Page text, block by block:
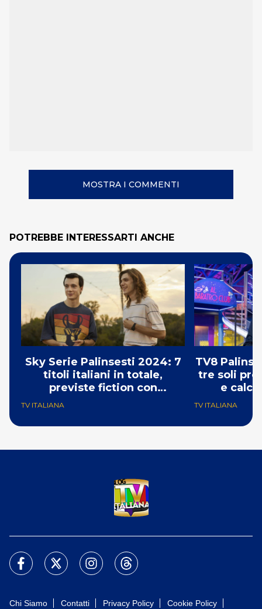
MOSTRA I COMMENTI
POTREBBE INTERESSARTI ANCHE
Sky Serie Palinsesti 2024: 7
titoli italiani in totale,
previste fiction con
Giannetta e Argentero
TV ITALIANA
TV8
tre soli
e
TV ITALIANA
Chi Siamo Contatti Privacy Policy Cookie Policy